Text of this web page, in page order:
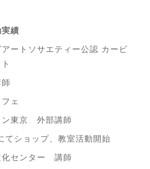
績
ートソサエティー公認 カービ
フェ
ン東京 外部講師
ショップ、教室活動開始
センター 講師